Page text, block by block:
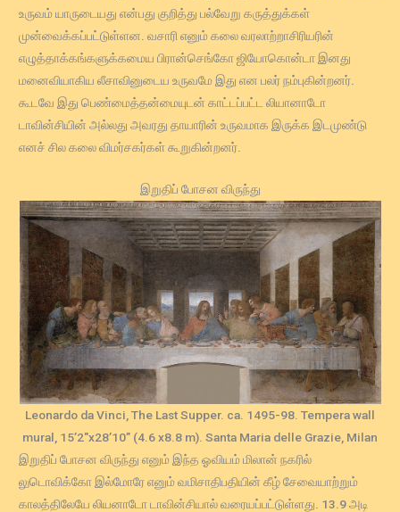
உருவம் யாருடையது என்பது குறித்து பல்வேறு கருத்துக்கள்
முன்வைக்கப்பட்டுள்ளன. வசாரி எனும் கலை வரலாற்றாசிரியரின்
எழுத்தாக்கங்களுக்கமைய பிரான்செங்கோ ஜியோகொன்டா இனது
மனைவியாகிய லீசாவினுடைய உருவமே இது என பலர் நம்புகின்றனர்.
கூடவே இது பெண்மைத்தன்மையுடன் காட்டப்பட்ட லியானாடோ
டாவின்சியின் அல்லது அவரது தாயாரின் உருவமாக இருக்க இடமுண்டு
எனச் சில கலை விமர்சகர்கள் கூறுகின்றனர்.
இறுதிப் போசன விருந்து
Leonardo da Vinci, The Last Supper. ca. 1495-98. Tempera wall
mural, 15’2″x28’10” (4.6 x8.8 m). Santa Maria delle Grazie, Milan
இறுதிப் போசன விருந்து எனும் இந்த ஓவியம் மிலான் நகரில்
லுடொவிக்கோ இல்மோரே எனும் வமிசாதிபதியின் கீழ் சேவையாற்றும்
காலத்திலேயே லியனாடோ டாவின்சியால் வரையப்பட்டுள்ளது. 13.9 அடி